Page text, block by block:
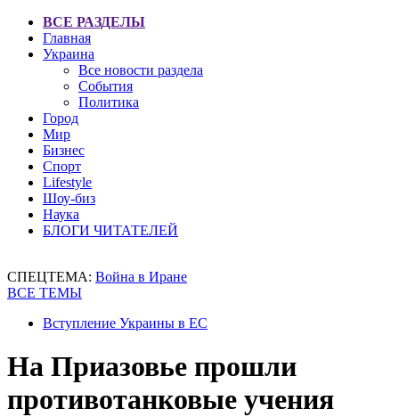
ВСЕ РАЗДЕЛЫ
Главная
Украина
Все новости раздела
События
Политика
Город
Мир
Бизнес
Спорт
Lifestyle
Шоу-биз
Наука
БЛОГИ ЧИТАТЕЛЕЙ
СПЕЦТЕМА: Война в Иране
ВСЕ ТЕМЫ
Вступление Украины в ЕС
На Приазовье прошли
противотанковые учения